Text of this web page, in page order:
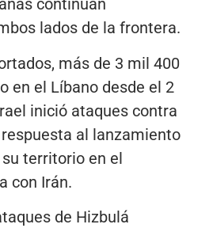
continúan
lados de la frontera.
más de 3 mil 400
en el Líbano desde el 2
inició ataques contra
al lanzamiento
territorio en el
con Irán.
de Hizbulá